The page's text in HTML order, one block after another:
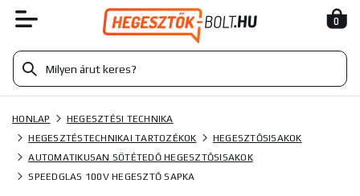
0
HONLAP
HEGESZTÉSI TECHNIKA
HEGESZTÉSTECHNIKAI TARTOZÉKOK
HEGESZTŐSISAKOK
AUTOMATIKUSAN SÖTÉTEDŐ HEGESZTŐSISAKOK
SPEEDGLAS 100V HEGESZTŐ SAPKA